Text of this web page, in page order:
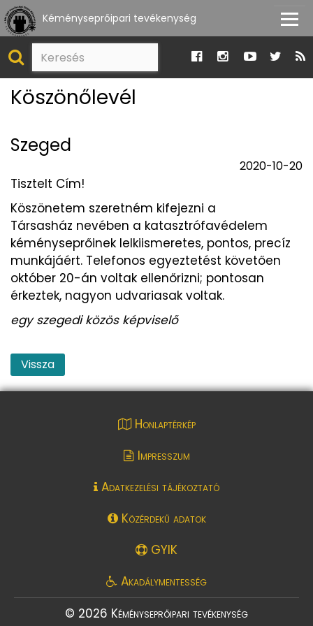
Kéményseprőipari tevékenység
Köszönőlevél
Szeged
2020-10-20
Tisztelt Cím!
Köszönetem szeretném kifejezni a
Társasház nevében a katasztrófavédelem
kéményseprőinek lelkiismeretes, pontos, precíz
munkájáért. Telefonos egyeztetést követően
október 20-án voltak ellenőrizni; pontosan
érkeztek, nagyon udvariasak voltak.
egy szegedi közös képviselő
Vissza
Honlaptérkép
Impresszum
Adatkezelési tájékoztató
Közérdekű adatok
GYIK
Akadálymentesség
© 2026 Kéményseprőipari tevékenység